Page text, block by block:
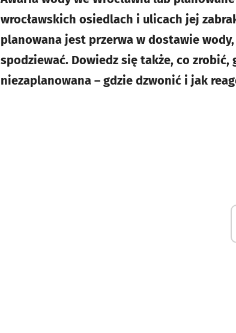
wrocławskich osiedlach i ulicach jej
planowana jest przerwa w dostawie
spodziewać. Dowiedz się także, co
niezaplanowana – gdzie dzwonić i jak